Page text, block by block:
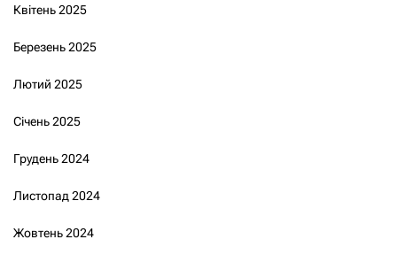
Квітень 2025
Березень 2025
Лютий 2025
Січень 2025
Грудень 2024
Листопад 2024
Жовтень 2024